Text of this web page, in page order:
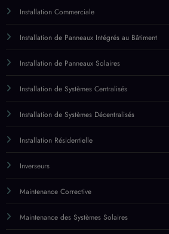
Installation Commerciale
Installation de Panneaux Intégrés au Bâtiment
Installation de Panneaux Solaires
Installation de Systèmes Centralisés
Installation de Systèmes Décentralisés
Installation Résidentielle
Inverseurs
Maintenance Corrective
Maintenance des Systèmes Solaires